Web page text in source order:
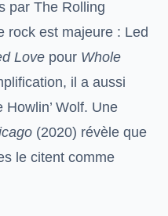
par The Rolling
rock est majeure : Led
Love pour Whole
il a aussi
Wolf. Une
(2020) révèle que
le citent comme